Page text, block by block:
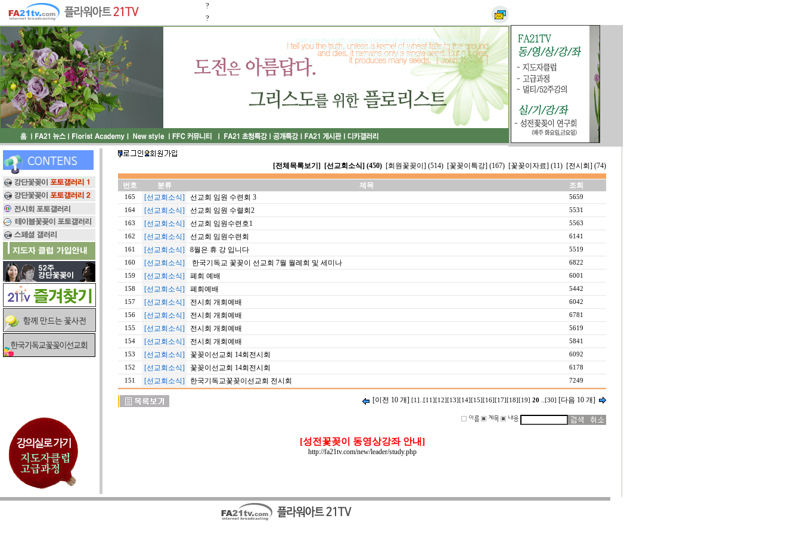
?
?
[전체목록보기] [선교회소식] (450) [회원꽃꽂이] (514) [꽃꽂이특강] (167) [꽃꽂이자료] (11) [전시회] (74)
번호 분류 제목 조회
165 [선교회소식] 선교회 임원 수련회 3
5659
164
[선교회소식] 선교회 임원 수렬회2
5531
163
[선교회소식] 선교회 임원수련호1
5563
162
[선교회소식] 선교회 임원수련회
6141
161
[선교회소식] 8월은 휴 강 입니다
5519
160
[선교회소식] 한국기독교 꽃꽂이 선교회 7월 월례회 및 세미나
6822
159
[선교회소식] 폐회 예배
6001
158
[선교회소식] 폐회예배
5442
157
[선교회소식] 전시회 개회예배
6042
156
[선교회소식] 전시회 개회예배
6781
155
[선교회소식] 전시회 개회예배
5619
154
[선교회소식] 전시회 개회예배
5841
153
[선교회소식] 꽃꽂이선교회 14회전시회
6092
152
[선교회소식] 꽃꽂이선교회 14회전시회
6178
151
[선교회소식] 한국기독교꽃꽂이선교회 전시회 7249
[이전 10 개] [1] [11] [12] [13] [14] [15] [16] [17] [18] [19] 20 [30] [다음 10 개]
[성전꽃꽂이 동영상강좌 안내]
http://fa21tv.com/new/leader/study.php